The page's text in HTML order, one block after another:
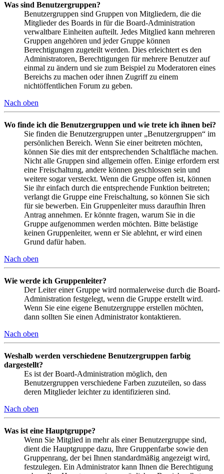
Was sind Benutzergruppen?
Benutzergruppen sind Gruppen von Mitgliedern, die die
Mitglieder des Boards in für die Board-Administration
verwaltbare Einheiten aufteilt. Jedes Mitglied kann mehreren
Gruppen angehören und jeder Gruppe können
Berechtigungen zugeteilt werden. Dies erleichtert es den
Administratoren, Berechtigungen für mehrere Benutzer auf
einmal zu ändern und sie zum Beispiel zu Moderatoren eines
Bereichs zu machen oder ihnen Zugriff zu einem
nichtöffentlichen Forum zu geben.
Nach oben
Wo finde ich die Benutzergruppen und wie trete ich ihnen bei?
Sie finden die Benutzergruppen unter „Benutzergruppen“ im
persönlichen Bereich. Wenn Sie einer beitreten möchten,
können Sie dies mit der entsprechenden Schaltfläche machen.
Nicht alle Gruppen sind allgemein offen. Einige erfordern erst
eine Freischaltung, andere können geschlossen sein und
weitere sogar versteckt. Wenn die Gruppe offen ist, können
Sie ihr einfach durch die entsprechende Funktion beitreten;
verlangt die Gruppe eine Freischaltung, so können Sie sich
für sie bewerben. Ein Gruppenleiter muss daraufhin Ihren
Antrag annehmen. Er könnte fragen, warum Sie in die
Gruppe aufgenommen werden möchten. Bitte belästige
keinen Gruppenleiter, wenn er Sie ablehnt, er wird einen
Grund dafür haben.
Nach oben
Wie werde ich Gruppenleiter?
Der Leiter einer Gruppe wird normalerweise durch die Board-
Administration festgelegt, wenn die Gruppe erstellt wird.
Wenn Sie eine eigene Benutzergruppe erstellen möchten,
dann sollten Sie einen Administrator kontaktieren.
Nach oben
Weshalb werden verschiedene Benutzergruppen farbig
dargestellt?
Es ist der Board-Administration möglich, den
Benutzergruppen verschiedene Farben zuzuteilen, so dass
deren Mitglieder leichter zu identifizieren sind.
Nach oben
Was ist eine Hauptgruppe?
Wenn Sie Mitglied in mehr als einer Benutzergruppe sind,
dient die Hauptgruppe dazu, Ihre Gruppenfarbe sowie den
Gruppenrang, der bei Ihnen standardmäßig angezeigt wird,
festzulegen. Ein Administrator kann Ihnen die Berechtigung